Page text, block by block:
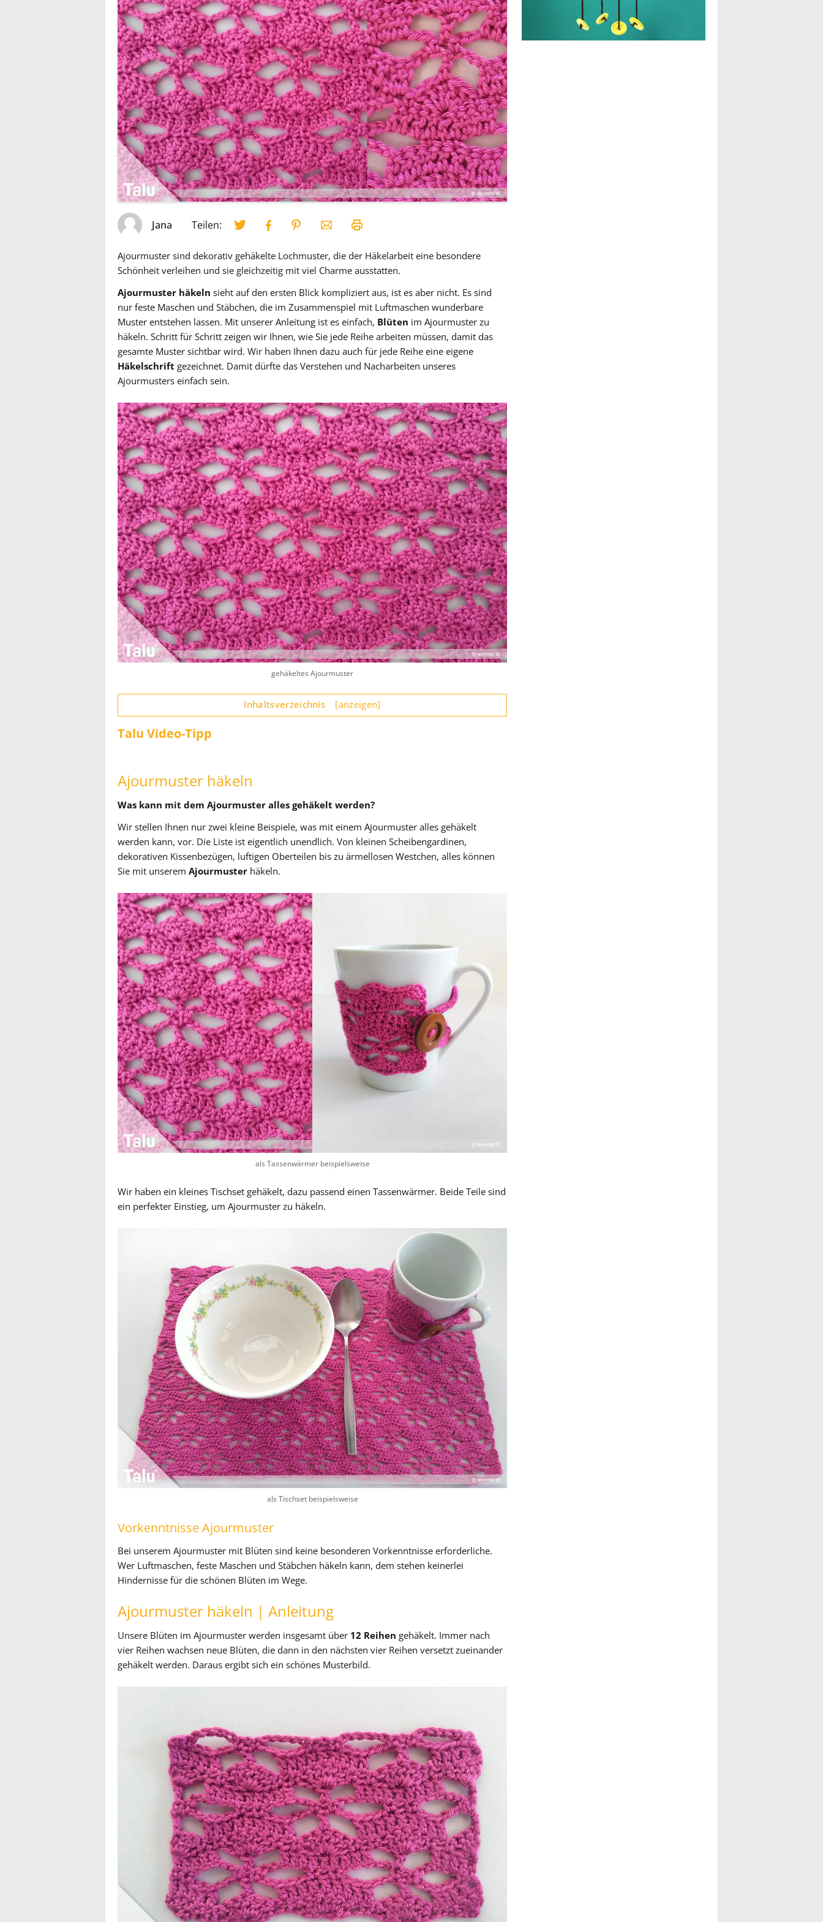
Jana Teilen:
Ajourmuster sind dekorativ gehäkelte Lochmuster, die der Häkelarbeit eine besondere
Schönheit verleihen und sie gleichzeitig mit viel Charme ausstatten.
Ajourmuster häkeln sieht auf den ersten Blick kompliziert aus, ist es aber nicht. Es sind
nur feste Maschen und Stäbchen, die im Zusammenspiel mit Luftmaschen wunderbare
Muster entstehen lassen. Mit unserer Anleitung ist es einfach, Blüten im Ajourmuster zu
häkeln. Schritt für Schritt zeigen wir Ihnen, wie Sie jede Reihe arbeiten müssen, damit das
gesamte Muster sichtbar wird. Wir haben Ihnen dazu auch für jede Reihe eine eigene
Häkelschrift gezeichnet. Damit dürfte das Verstehen und Nacharbeiten unseres
Ajourmusters einfach sein.
gehäkeltes Ajourmuster
Inhaltsverzeichnis [anzeigen]
Talu Video-Tipp
Ajourmuster häkeln
Was kann mit dem Ajourmuster alles gehäkelt werden?
Wir stellen Ihnen nur zwei kleine Beispiele, was mit einem Ajourmuster alles gehäkelt
werden kann, vor. Die Liste ist eigentlich unendlich. Von kleinen Scheibengardinen,
dekorativen Kissenbezügen, luftigen Oberteilen bis zu ärmellosen Westchen, alles können
Sie mit unserem Ajourmuster häkeln.
als Tassenwärmer beispielsweise
Wir haben ein kleines Tischset gehäkelt, dazu passend einen Tassenwärmer. Beide Teile sind
ein perfekter Einstieg, um Ajourmuster zu häkeln.
als Tischset beispielsweise
Vorkenntnisse Ajourmuster
Bei unserem Ajourmuster mit Blüten sind keine besonderen Vorkenntnisse erforderliche.
Wer Luftmaschen, feste Maschen und Stäbchen häkeln kann, dem stehen keinerlei
Hindernisse für die schönen Blüten im Wege.
Ajourmuster häkeln | Anleitung
Unsere Blüten im Ajourmuster werden insgesamt über 12 Reihen gehäkelt. Immer nach
vier Reihen wachsen neue Blüten, die dann in den nächsten vier Reihen versetzt zueinander
gehäkelt werden. Daraus ergibt sich ein schönes Musterbild.